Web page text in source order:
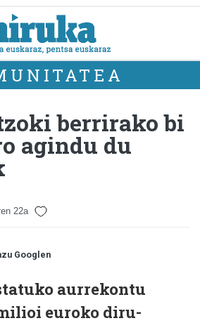
berrirako bi
agindu du
22a
Googlen
aurrekontu
euroko diru-